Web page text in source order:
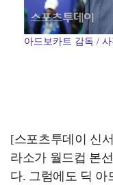
아드보카트 감독 / 사
[스포츠투데이 신
라소가 월드컵 본
다. 그럼에도 딕 아